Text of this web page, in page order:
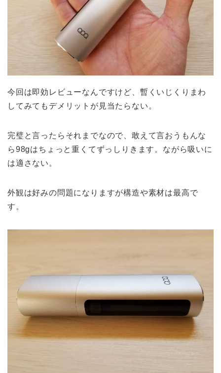
今回は即効レビューなんですけど、暫くいじくりまわ
してみてもデメリットが見当たらない。
完璧と言ったらそれまでなので、敢えて言おうもんな
ら98gはちょっと重くてずっしりきます。ながら吸いに
は適さない。
外観は好みの問題になりますが構造や素材は最高で
す。